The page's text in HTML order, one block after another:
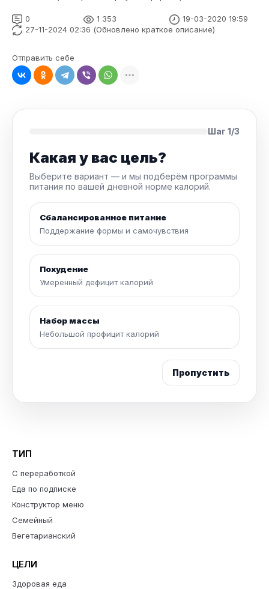
0 1 353
19-03-2020 19:59
27-11-2024 02:36 (Обновлено краткое описание)
Отправить себе
Шаг 1/3
Какая у вас цель?
Выберите вариант — и мы подберём программы
питания по вашей дневной норме калорий.
Сбалансированное питание
Поддержание формы и самочувствия
Похудение
Умеренный дефицит калорий
Набор массы
Небольшой профицит калорий
Пропустить
ТИП
С переработкой
Еда по подписке
Конструктор меню
Семейный
Вегетарианский
ЦЕЛИ
Здоровая еда